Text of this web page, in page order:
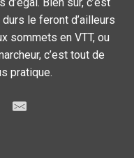
le feront d’ailleurs
sommets en VTT, ou
c’est tout de
pratique.